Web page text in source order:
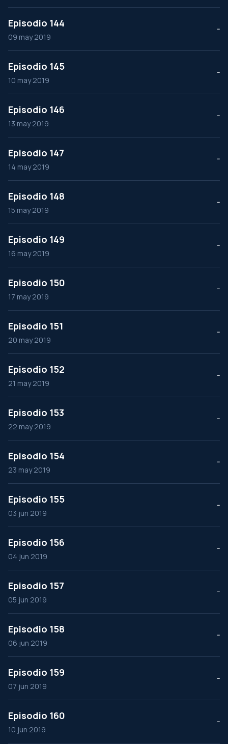
Episodio 144
09 may 2019
--
Episodio 145
10 may 2019
--
Episodio 146
13 may 2019
--
Episodio 147
14 may 2019
--
Episodio 148
15 may 2019
--
Episodio 149
16 may 2019
--
Episodio 150
17 may 2019
--
Episodio 151
20 may 2019
--
Episodio 152
21 may 2019
--
Episodio 153
22 may 2019
--
Episodio 154
23 may 2019
--
Episodio 155
03 jun 2019
--
Episodio 156
04 jun 2019
--
Episodio 157
05 jun 2019
--
Episodio 158
06 jun 2019
--
Episodio 159
07 jun 2019
--
Episodio 160
10 jun 2019
--